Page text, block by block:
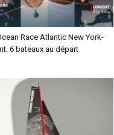
Race Atlantic New York-
6 bateaux au départ